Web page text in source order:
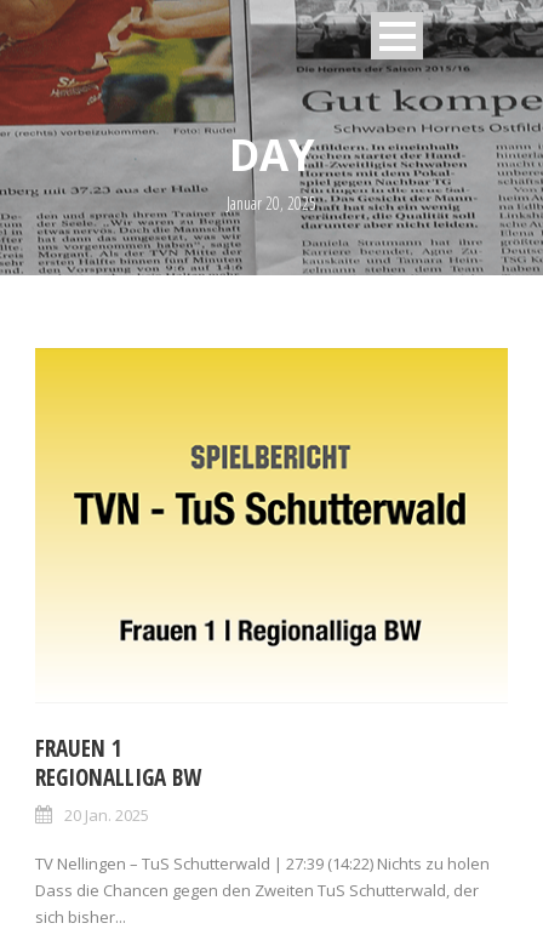
DAY
Januar 20, 2025
FRAUEN 1
REGIONALLIGA BW
20 Jan. 2025
TV Nellingen – TuS Schutterwald | 27:39 (14:22) Nichts zu holen
Dass die Chancen gegen den Zweiten TuS Schutterwald, der
sich bisher...